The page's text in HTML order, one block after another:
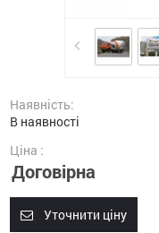
Наявність:
В наявності
Ціна :
Договірна
Уточнити ціну